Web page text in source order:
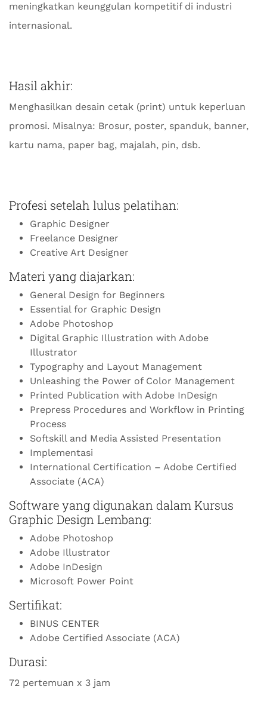
meningkatkan keunggulan kompetitif di industri
internasional.
Hasil akhir:
Menghasilkan desain cetak (print) untuk keperluan
promosi. Misalnya: Brosur, poster, spanduk, banner,
kartu nama, paper bag, majalah, pin, dsb.
Profesi setelah lulus pelatihan:
Graphic Designer
Freelance Designer
Creative Art Designer
Materi yang diajarkan:
General Design for Beginners
Essential for Graphic Design
Adobe Photoshop
Digital Graphic Illustration with Adobe
Illustrator
Typography and Layout Management
Unleashing the Power of Color Management
Printed Publication with Adobe InDesign
Prepress Procedures and Workflow in Printing
Process
Softskill and Media Assisted Presentation
Implementasi
International Certification – Adobe Certified
Associate (ACA)
Software yang digunakan dalam Kursus
Graphic Design Lembang:
Adobe Photoshop
Adobe Illustrator
Adobe InDesign
Microsoft Power Point
Sertifikat:
BINUS CENTER
Adobe Certified Associate (ACA)
Durasi:
72 pertemuan x 3 jam